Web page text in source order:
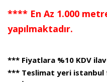
**** En Az 1.000
yapılmaktadır.
*** Fiyatlara %10 KDV
*** Teslimat yeri istanbul